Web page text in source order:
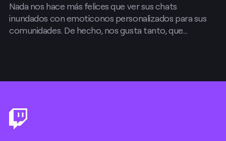
Nada nos hace más felices que ver sus chats
inundados con emoticonos personalizados para sus
comunidades. De hecho, nos gusta tanto, que…